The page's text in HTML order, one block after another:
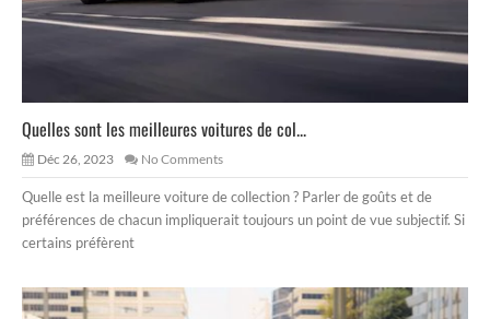
Quelles sont les meilleures voitures de col...
Déc 26, 2023 No Comments
Quelle est la meilleure voiture de collection ? Parler de goûts et de
préférences de chacun impliquerait toujours un point de vue subjectif. Si
certains préfèrent